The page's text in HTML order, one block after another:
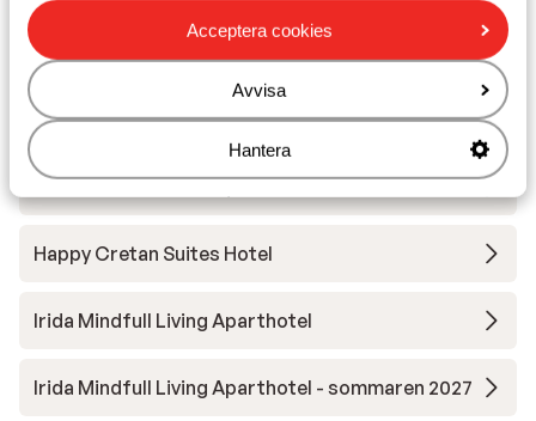
Acceptera cookies
Avvisa
Hantera
Petra Mare Hotel
Iperion Beach Apartments
Palazzo Greco Boutique Hotel
Happy Cretan Suites Hotel
Irida Mindfull Living Aparthotel
Irida Mindfull Living Aparthotel - sommaren 2027